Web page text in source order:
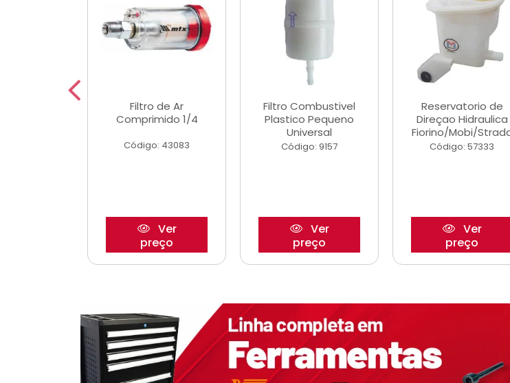
Filtro de Ar
Comprimido 1/4
Código: 43083
Ver
preço
Filtro Combustivel
Plastico Pequeno
Universal
Código: 9157
Ver
preço
Reservatorio de
Direçao Hidraulica
Fiorino/Mobi/
Código: 57333
Ver
preço